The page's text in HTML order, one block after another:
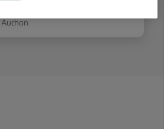
Auchan